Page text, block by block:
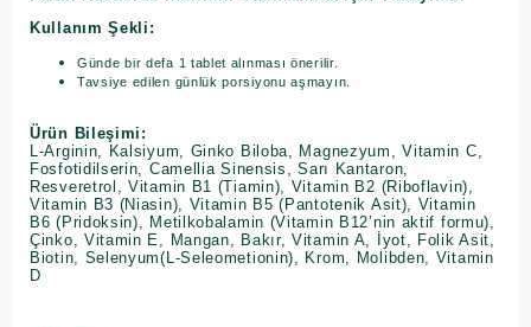
Kullanım Şekli:
Günde bir defa 1 tablet alınması önerilir.
Tavsiye edilen günlük porsiyonu aşmayın.
Ürün Bileşimi:
L-Arginin, Kalsiyum, Ginko Biloba, Magnezyum, Vitamin C,
Fosfotidilserin, Camellia Sinensis, Sarı Kantaron,
Resveretrol, Vitamin B1 (Tiamin), Vitamin B2 (Riboflavin),
Vitamin B3 (Niasin), Vitamin B5 (Pantotenik Asit), Vitamin
B6 (Pridoksin), Metilkobalamin (Vitamin B12’nin aktif formu),
Çinko, Vitamin E, Mangan, Bakır, Vitamin A, İyot, Folik Asit,
Biotin, Selenyum(L-Seleometionin), Krom, Molibden, Vitamin
D